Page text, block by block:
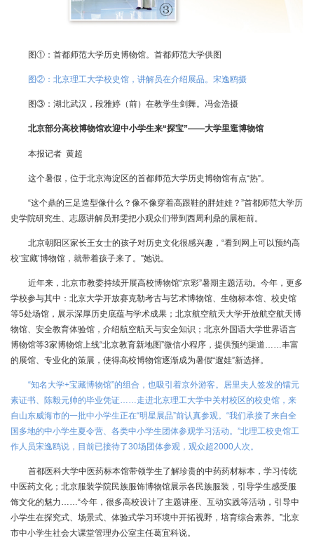
图①：首都师范大学历史博物馆。首都师范大学供图
图②：北京理工大学校史馆，讲解员在介绍展品。宋逸鸥摄
图③：湖北武汉，段雅婷（前）在教学生剑舞。冯金浩摄
北京部分高校博物馆欢迎中小学生来“探宝”——大学里逛博物馆
本报记者 黄超
这个暑假，位于北京海淀区的首都师范大学历史博物馆有点“热”。
“这个鼎的三足造型像什么？像不像穿着高跟鞋的胖娃娃？”首都师范大学历
史学院研究生、志愿讲解员邢雯把小观众们带到西周利鼎的展柜前。
北京朝阳区家长王女士的孩子对历史文化很感兴趣，“看到网上可以预约高
校‘宝藏’博物馆，就带着孩子来了。”她说。
近年来，北京市教委持续开展高校博物馆“京彩”暑期主题活动。今年，更多
学校参与其中：北京大学开放赛克勒考古与艺术博物馆、生物标本馆、校史馆
等5处场馆，展示深厚历史底蕴与学术成果；北京航空航天大学开放航空航天博
物馆、安全教育体验馆，介绍航空航天与安全知识；北京外国语大学世界语言
博物馆等3家博物馆上线“北京教育新地图”微信小程序，提供预约渠道……丰富
的展馆、专业化的策展，使得高校博物馆逐渐成为暑假“遛娃”新选择。
“知名大学+宝藏博物馆”的组合，也吸引着京外游客。居里夫人签发的镭元
素证书、陈毅元帅的毕业凭证……走进北京理工大学中关村校区的校史馆，来
自山东威海市的一批中小学生正在“明星展品”前认真参观。“我们承接了来自全
国多地的中小学生夏令营、各类中小学生团体参观学习活动。”北理工校史馆工
作人员宋逸鸥说，目前已接待了30场团体参观，观众超2000人次。
首都医科大学中医药标本馆带领学生了解珍贵的中药药材标本，学习传统
中医药文化；北京服装学院民族服饰博物馆展示各民族服装，引导学生感受服
饰文化的魅力……“今年，很多高校设计了主题讲座、互动实践等活动，引导中
小学生在探究式、场景式、体验式学习环境中开拓视野，培育综合素养。”北京
市中小学生社会大课堂管理办公室主任葛宜科说。